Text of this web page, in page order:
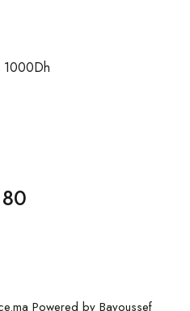
1000Dh
Powered by Bayoussef